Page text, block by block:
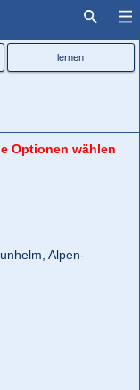
lernen
Optionen wählen
Alpen-